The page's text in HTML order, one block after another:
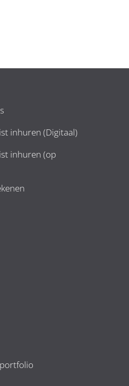
inhuren (Digitaal)
inhuren (op